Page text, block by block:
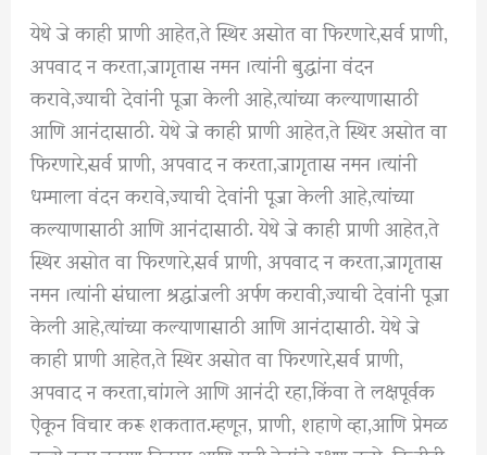
येथे जे काही प्राणी आहेत,ते स्थिर असोत वा फिरणारे,सर्व प्राणी,
अपवाद न करता,जागृतास नमन ।त्यांनी बुद्धांना वंदन
करावे,ज्याची देवांनी पूजा केली आहे,त्यांच्या कल्याणासाठी
आणि आनंदासाठी. येथे जे काही प्राणी आहेत,ते स्थिर असोत वा
फिरणारे,सर्व प्राणी, अपवाद न करता,जागृतास नमन ।त्यांनी
धम्माला वंदन करावे,ज्याची देवांनी पूजा केली आहे,त्यांच्या
कल्याणासाठी आणि आनंदासाठी. येथे जे काही प्राणी आहेत,ते
स्थिर असोत वा फिरणारे,सर्व प्राणी, अपवाद न करता,जागृतास
नमन ।त्यांनी संघाला श्रद्धांजली अर्पण करावी,ज्याची देवांनी पूजा
केली आहे,त्यांच्या कल्याणासाठी आणि आनंदासाठी. येथे जे
काही प्राणी आहेत,ते स्थिर असोत वा फिरणारे,सर्व प्राणी,
अपवाद न करता,चांगले आणि आनंदी रहा,किंवा ते लक्षपूर्वक
ऐकून विचार करू शकतात.म्हणून, प्राणी, शहाणे व्हा,आणि प्रेमळ